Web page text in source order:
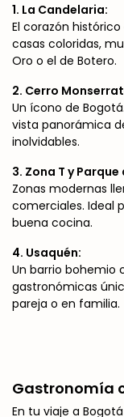
1. La Candelaria:
El corazón
casas coloridas,
Oro o el de Botero.
2. Cerro
Un ícono de
vista panorámica
inolvidables.
3. Zona T y Parque
Zonas modernas
comerciales. Ideal
buena cocina.
4. Usaquén:
Un barrio bohemio
gastronómicas
pareja o en familia.
Gastronomía
En tu viaje a